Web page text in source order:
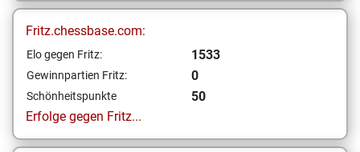
Fritz.chessbase.com:
Elo gegen Fritz: 1533
Gewinnpartien Fritz: 0
Schönheitspunkte
50
Erfolge gegen Fritz...